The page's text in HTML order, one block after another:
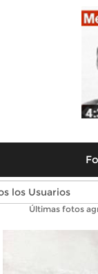
Fotos
Últimas fotos